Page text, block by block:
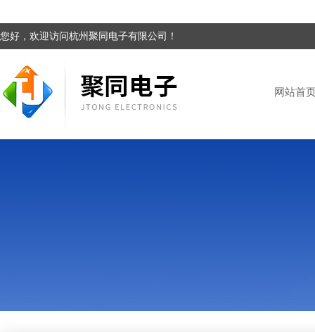
您好，欢迎访问杭州聚同电子有限公司！
网站首